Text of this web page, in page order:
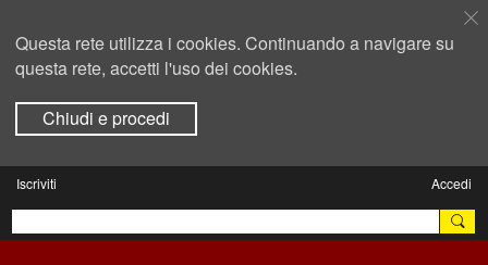
Questa rete utilizza i cookies. Continuando a navigare su
questa rete, accetti l'uso dei cookies.
Chiudi e procedi
Iscriviti Accedi